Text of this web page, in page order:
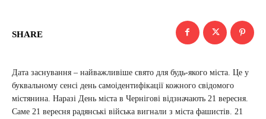
SHARE
Дата заснування – найважливіше свято для будь-якого міста. Це у
буквальному сенсі день самоідентифікації кожного свідомого
містянина. Наразі День міста в Чернігові відзначають 21 вересня.
Саме 21 вересня радянські війська вигнали з міста фашистів. 21